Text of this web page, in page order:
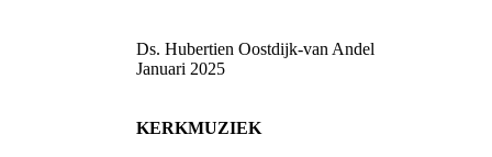
Ds. Hubertien Oostdijk-van Andel
Januari 2025
KERKMUZIEK